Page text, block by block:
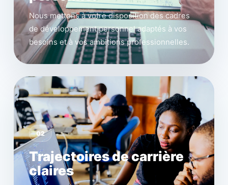
Nous mettons à votre disposition des cadres
de développement personnel adaptés à vos
besoins et à vos ambitions professionnelles.
02
Trajectoires de carrière
claires